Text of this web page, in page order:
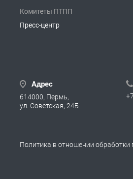
Комитеты ПТПП
Пресс-центр
Адрес
614000, Пермь,
ул. Советская, 24Б
Политика в отношении